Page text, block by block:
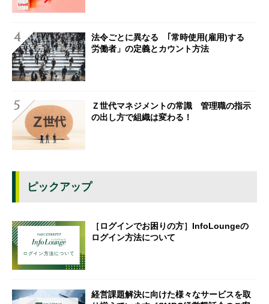
法令ごとに異なる ｢常時使用(雇用)する
労働者」の定義とカウント方法
Ｚ世代マネジメントの常識 管理職の指示
の出し方で組織は変わる！
ピックアップ
［ログインでお困りの方］InfoLoungeの
ログイン方法について
経営課題解決に向けた様々なサービスを取